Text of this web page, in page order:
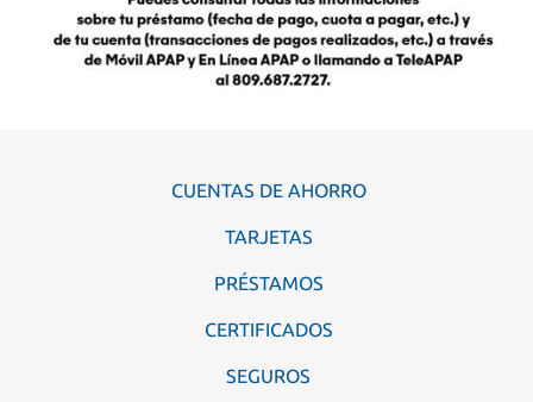
CUENTAS DE AHORRO
TARJETAS
PRÉSTAMOS
CERTIFICADOS
SEGUROS